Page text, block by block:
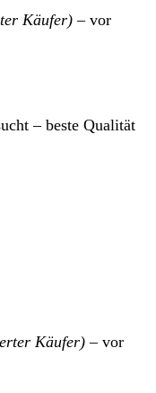
Käufer) – vor
– beste Qualität
Käufer) – vor